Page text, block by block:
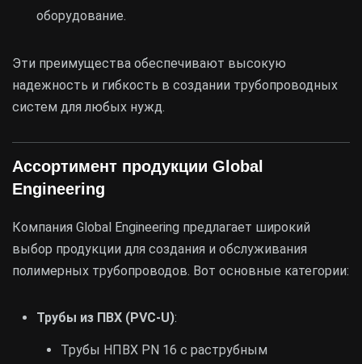
оборудование.
Эти преимущества обеспечивают высокую
надежность и гибкость в создании трубопроводных
систем для любых нужд.
Ассортимент продукции Global
Engineering
Компания Global Engineering предлагает широкий
выбор продукции для создания и обслуживания
полимерных трубопроводов. Вот основные категории:
Трубы из ПВХ (PVC-U):
Трубы НПВХ PN 16 с раструбным